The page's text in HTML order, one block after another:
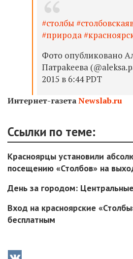
#столбы
#природа
Фото опубликовано
Патраkеева
2015 в 6:44 PDT
Интернет-газетаNewslab.ru
Ссылки по теме:
Красноярцы установили
посещению «Столбов» на
День за городом:
Вход на красноярские
бесплатным